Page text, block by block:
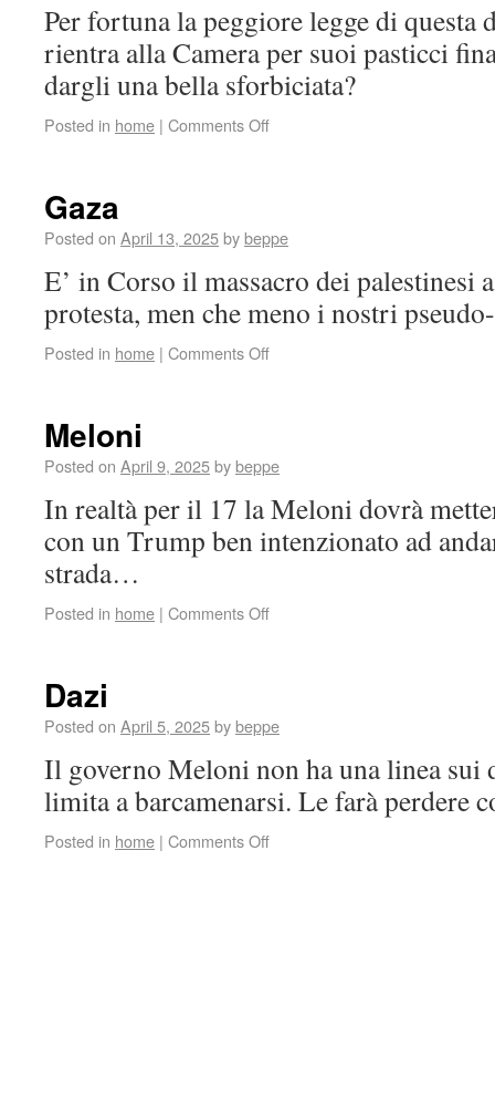
Per fortuna la peggiore legge di questa
rientra alla Camera per suoi pasticci
dargli una bella sforbiciata?
Posted in home | Comments Off
Gaza
Posted on April 13, 2025bybeppe
E’ in Corso il massacro dei palestinesi
protesta, men che meno i nostri
Posted in home | Comments Off
Meloni
Posted on April 9, 2025bybeppe
In realtà per il 17 la Meloni dovrà
con un Trump ben intenzionato ad
strada…
Posted in home | Comments Off
Dazi
Posted on April 5, 2025bybeppe
Il governo Meloni non ha una linea sui
limita a barcamenarsi. Le farà perdere
Posted in home | Comments Off